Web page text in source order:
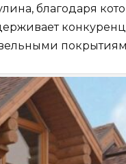
благодаря